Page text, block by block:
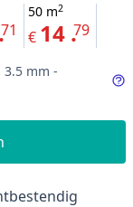
71
50 m2
€ 14 .79
mm -